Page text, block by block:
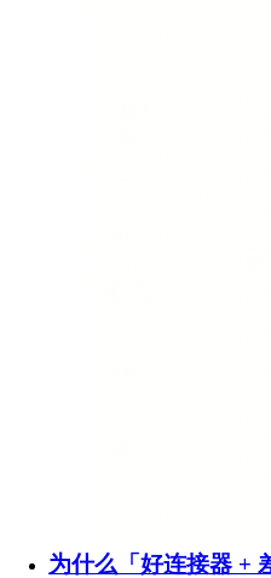
为什么「好连接器 +